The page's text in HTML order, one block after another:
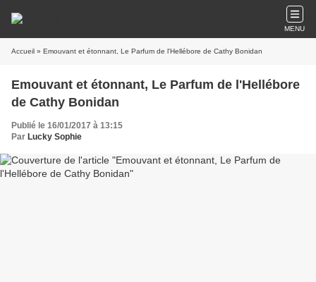
MENU
Accueil » Emouvant et étonnant, Le Parfum de l'Hellébore de Cathy Bonidan
Emouvant et étonnant, Le Parfum de l'Hellébore
de Cathy Bonidan
Publié le 16/01/2017 à 13:15
Par Lucky Sophie